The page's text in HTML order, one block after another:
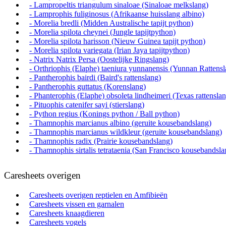
- Lampropeltis triangulum sinaloae (Sinaloae melkslang)
- Lamprophis fuliginosus (Afrikaanse huisslang albino)
- Morelia bredli (Midden Australische tapijt python)
- Morelia spilota cheynei (Jungle tapijtpython)
- Morelia spilota harisson (Nieuw Guinea tapijt python)
- Morelia spilota variegata (Irian Jaya tapijtpython)
- Natrix Natrix Persa (Oostelijke Ringslang)
- Orthriophis (Elaphe) taeniura yunnanensis (Yunnan
- Pantherophis bairdi (Baird's rattenslang)
- Pantherophis guttatus (Korenslang)
- Phanterophis (Elaphe) obsoleta lindheimeri (Texas
- Pituophis catenifer sayi (stierslang)
- Python regius (Konings python / Ball python)
- Thamnophis marcianus albino (geruite kousebandslang)
- Thamnophis marcianus wildkleur (geruite kousebandslang)
- Thamnophis radix (Prairie kousebandslang)
- Thamnophis sirtalis tetrataenia (San Francisco
Caresheets overigen
Caresheets overigen reptielen en Amfibieën
Caresheets vissen en garnalen
Caresheets knaagdieren
Caresheets vogels